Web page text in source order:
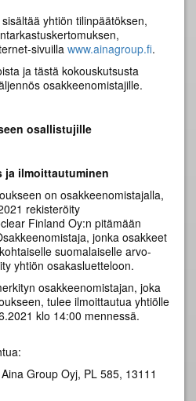
yhtiön tilinpäätöksen,
sivuilla www.ainagroup.fi.
ja tästä kokouskutsusta
osakkeenomistajille.
osallistujille
ja ilmoittautuminen
on osakkeenomistajalla,
rekisteröity
Finland Oy:n pitämään
jonka osakkeet
suomalaiselle arvo-
yhtiön osakasluetteloon.
osakkeenomistajan, joka
tulee ilmoittautua yhtiölle
klo 14:00 mennessä.
Group Oyj, PL 585, 13111